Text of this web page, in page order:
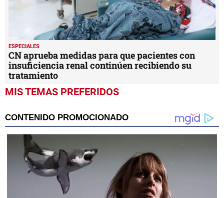
ESPECIALES
CN aprueba medidas para que pacientes con
insuficiencia renal continúen recibiendo su
tratamiento
MIS TEMAS PREFERIDOS